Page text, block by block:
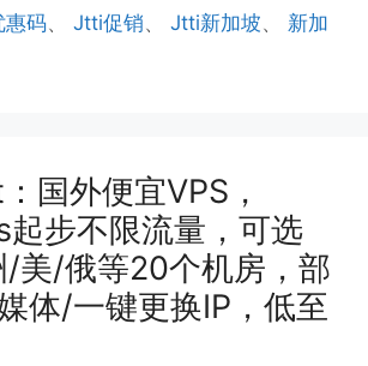
码、Jtti促销、Jtti新加坡、 新加
国外便宜VPS，
步不限流量，可选
美/俄等20个机房，部
体/一键更换IP，低至